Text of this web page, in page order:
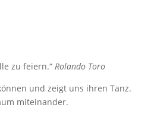
zu feiern.“ Rolando Toro
und zeigt uns ihren Tanz.
miteinander.